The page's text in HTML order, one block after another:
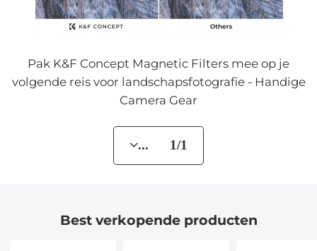
Pak K&F Concept Magnetic Filters mee op je
volgende reis voor landschapsfotografie - Handige
Camera Gear
... 1/1
Best verkopende producten